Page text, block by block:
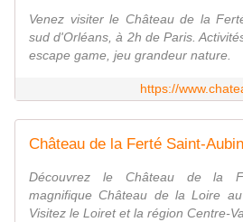
Venez visiter le Château de la
sud d'Orléans, à 2h de Paris.
escape game, jeu grandeur nature.
https://
Découvrez le Château de la
magnifique Château de la Loire
Visitez le Loiret et la région Centre-